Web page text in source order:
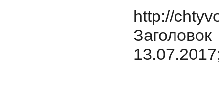
http://